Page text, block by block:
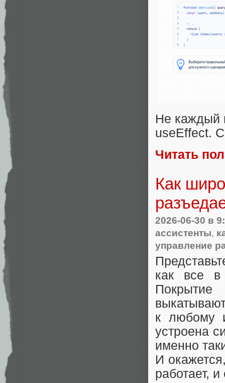
Не каждый
useEffect.
Читать
Как
2026-06-30 в
ассистенты,
управление
как все
к любому
устроена
именно
И
работает,